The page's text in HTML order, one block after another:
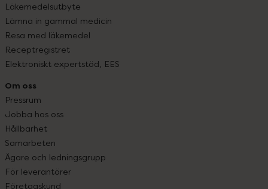
Läkemedelsutbyte
Lämna in gammal medicin
Resa med läkemedel
Receptregistret
Elektroniskt expertstöd, EES
Om oss
Pressrum
Jobba hos oss
Hållbarhet
Samarbeten
Ägare och ledningsgrupp
För leverantörer
Företagskund